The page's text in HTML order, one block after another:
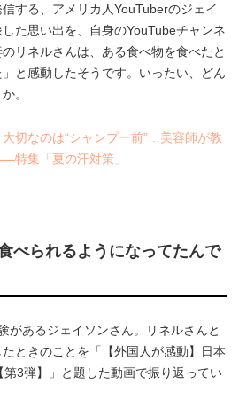
する、アメリカ人YouTuberのジェイ
た思い出を、自身のYouTubeチャンネ
リネルさんは、ある食べ物を食べたと
と感動したそうです。いったい、どん
。
切なのは“シャンプー前”…美容師が教
特集「夏の汗対策」
べられるようになってたんで
があるジェイソンさん。リネルさんと
ときのことを「【外国人が感動】日本
3弾】」と題した動画で振り返ってい